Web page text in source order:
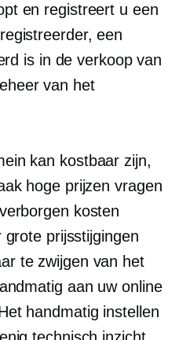
en registreert u een
een
is in de verkoop van
van het
kan kostbaar zijn,
hoge prijzen vragen
kosten
prijsstijgingen
te zwijgen van het
aan uw online
handmatig instellen